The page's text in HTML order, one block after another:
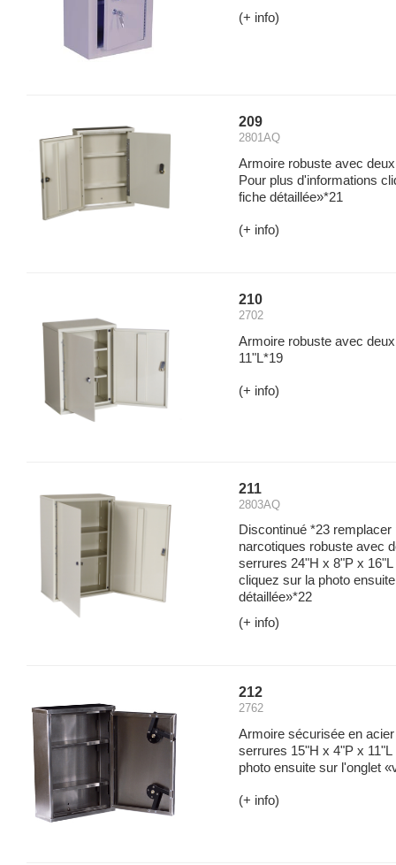
(+ info)
209
2801AQ
Armoire robuste avec
Pour plus d'informations
fiche détaillée»*21
(+ info)
210
2702
Armoire robuste avec
11"L*19
(+ info)
211
2803AQ
Discontinué *23 remplacer
narcotiques robuste avec
serrures 24"H x 8"P x
cliquez sur la photo
détaillée»*22
(+ info)
212
2762
Armoire sécurisée en
serrures 15"H x 4"P x
photo ensuite sur l'onglet
(+ info)